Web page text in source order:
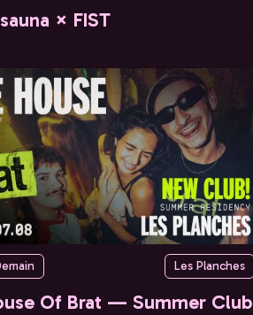
× FIST
Les Planches
Of Brat — Summer Club